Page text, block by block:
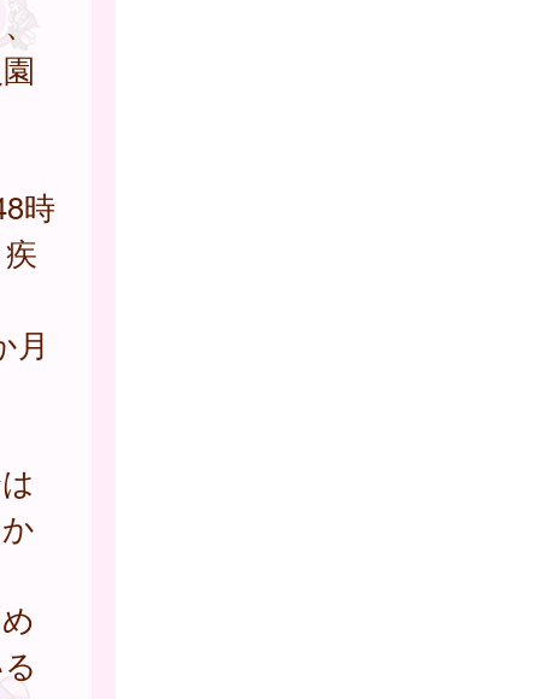
時
月